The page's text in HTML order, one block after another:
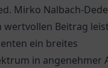
Mirko Nalbach-Dede
wertvollen Beitrag
ein breites
in angenehmer